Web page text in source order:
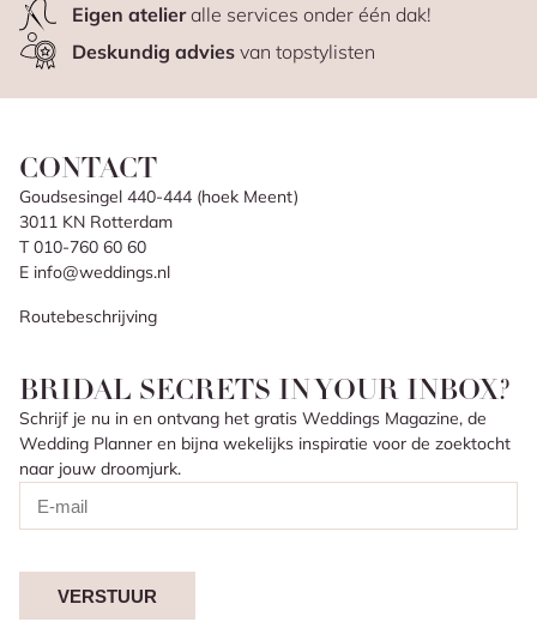
Eigen atelieralle services onder één dak!
Deskundig adviesvan topstylisten
CONTACT
Goudsesingel 440-444 (hoek Meent)
3011 KN Rotterdam
T 010-760 60 60
E info@weddings.nl
Routebeschrijving
BRIDAL SECRETS IN YOUR INBOX?
Schrijf je nu in en ontvang het gratis Weddings Magazine, de
Wedding Planner en bijna wekelijks inspiratie voor de zoektocht
naar jouw droomjurk.
VERSTUUR